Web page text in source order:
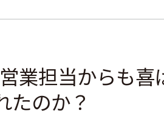
業担当からも喜
たのか？